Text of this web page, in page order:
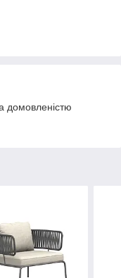
домовленістю